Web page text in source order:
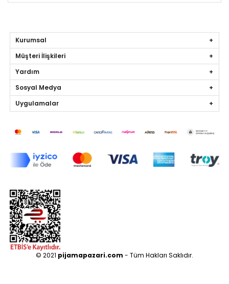
Kurumsal
Müşteri İlişkileri
Yardım
Sosyal Medya
Uygulamalar
© 2021 pijamapazari.com - Tüm Hakları Saklıdır.